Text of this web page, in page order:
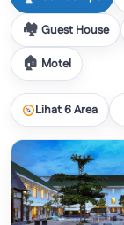
Guest House
Motel
Lihat 6 Area